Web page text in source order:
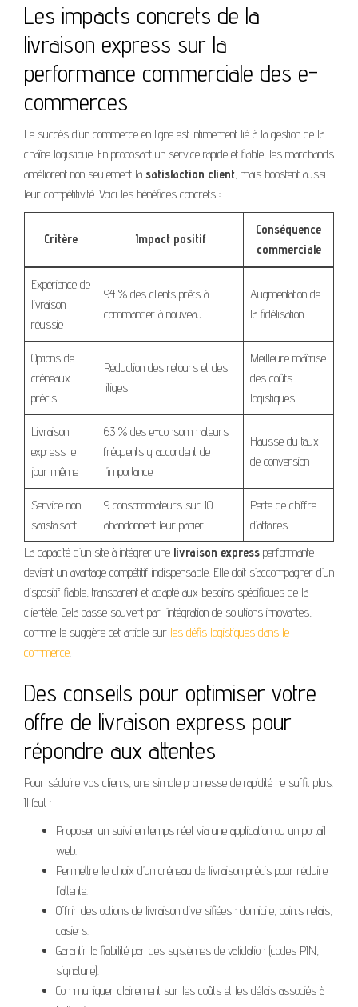
Les impacts concrets de la
livraison express sur la
performance commerciale des e-
commerces
Le succès d’un commerce en ligne est intimement lié à la gestion de la
chaîne logistique. En proposant un service rapide et fiable, les marchands
améliorent non seulement la satisfaction client, mais boostent aussi
leur compétitivité. Voici les bénéfices concrets :
Critère Impact positif
Conséquence
commerciale
Expérience de
livraison
réussie
94 % des clients prêts à
commander à nouveau
Augmentation de
la fidélisation
Options de
créneaux
précis
Réduction des retours et des
litiges
Meilleure maîtrise
des coûts
logistiques
Livraison
express le
jour même
63 % des e-consommateurs
fréquents y accordent de
l’importance
Hausse du taux
de conversion
Service non
satisfaisant
9 consommateurs sur 10
abandonnent leur panier
Perte de chiffre
d’affaires
La capacité d’un site à intégrer une livraison express performante
devient un avantage compétitif indispensable. Elle doit s’accompagner d’un
dispositif fiable, transparent et adapté aux besoins spécifiques de la
clientèle. Cela passe souvent par l’intégration de solutions innovantes,
comme le suggère cet article sur les défis logistiques dans le
commerce.
Des conseils pour optimiser votre
offre de livraison express pour
répondre aux attentes
Pour séduire vos clients, une simple promesse de rapidité ne suffit plus.
Il faut :
Proposer un suivi en temps réel via une application ou un portail
web.
Permettre le choix d’un créneau de livraison précis pour réduire
l’attente.
Offrir des options de livraison diversifiées : domicile, points relais,
casiers.
Garantir la fiabilité par des systèmes de validation (codes PIN,
signature).
Communiquer clairement sur les coûts et les délais associés à